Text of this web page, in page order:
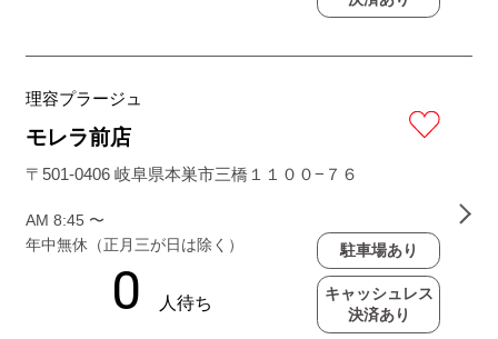
理容プラージュ
モレラ前店
〒501-0406 岐阜県本巣市三橋１１００−７６
AM 8:45 〜
年中無休（正月三が日は除く）
駐車場あり
キャッシュレス
決済あり